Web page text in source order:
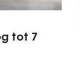
tot 7